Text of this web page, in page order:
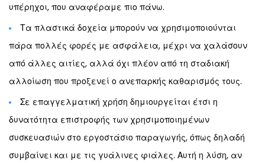
υπέρηχοι, που αναφέραμε πιο πάνω.
Τα πλαστικά δοχεία μπορούν να χρησιμοποιούνται
πάρα πολλές φορές με ασφάλεια, μέχρι να χαλάσουν
από άλλες αιτίες, αλλά όχι πλέον από τη σταδιακή
αλλοίωση που προξενεί ο ανεπαρκής καθαρισμός τους.
Σε επαγγελματική χρήση δημιουργείται έτσι η
δυνατότητα επιστροφής των χρησιμοποιημένων
συσκευασιών στο εργοστάσιο παραγωγής, όπως δηλαδή
συμβαίνει και με τις γυάλινες φιάλες. Αυτή η λύση, αν